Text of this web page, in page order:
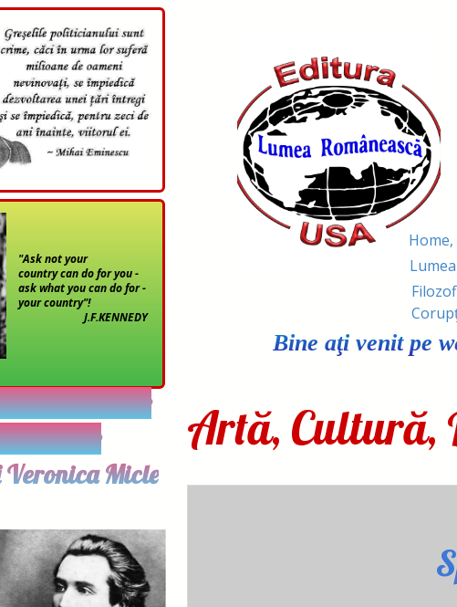
Home,
Bine aţi venit pe
"Ask not your
country can do for you -
ask what you can do for -
your country"!
J.F.KENNEDY
Artă, Cultură,
poveste de
dintre
Veronica Micle